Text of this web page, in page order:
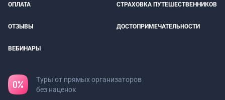
ОПЛАТА СТРАХОВКА ПУТЕШЕСТВЕННИКОВ
ОТЗЫВЫ ДОСТОПРИМЕЧАТЕЛЬНОСТИ
ВЕБИНАРЫ
Туры от прямых организаторов
без наценок